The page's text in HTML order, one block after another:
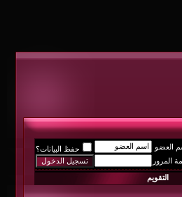
العضو
حفظ البيانات؟
المرور
التقويم